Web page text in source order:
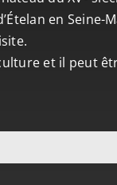
en Seine-
et il peut